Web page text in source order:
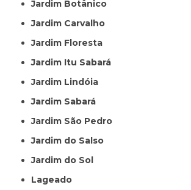
Jardim Botânico
Jardim Carvalho
Jardim Floresta
Jardim Itu Sabará
Jardim Lindóia
Jardim Sabará
Jardim São Pedro
Jardim do Salso
Jardim do Sol
Lageado